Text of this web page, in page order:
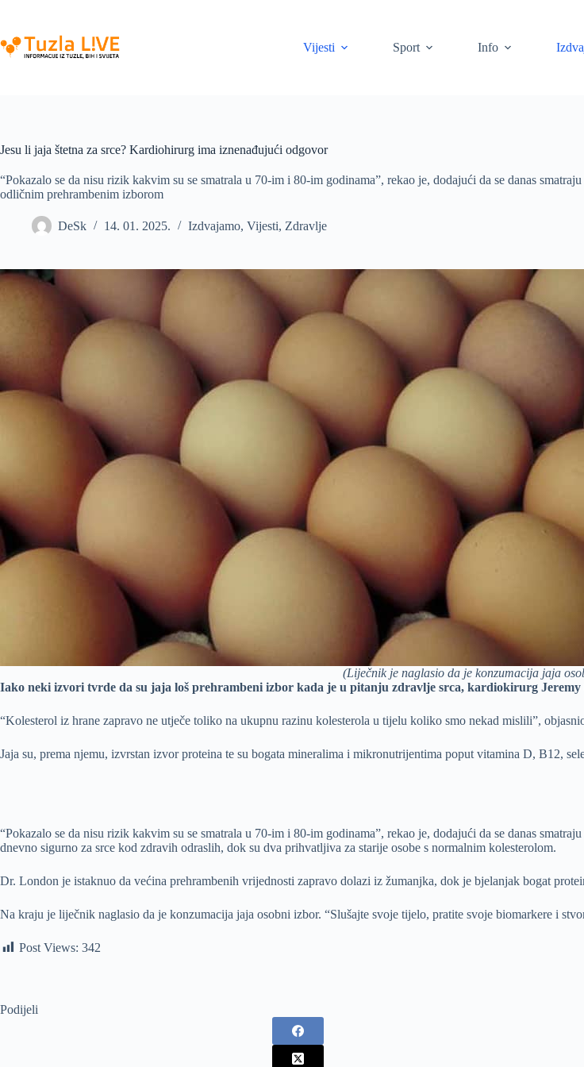
content
Vijesti
Sport Info
Jesu li jaja štetna za srce? Kardiohirurg ima iznenađujući odgovor
“Pokazalo se da nisu rizik kakvim su se smatrala u 70-im i 80-im godinama”, rekao je, dodajući da se danas smatraju
odličnim prehrambenim izborom
DeSk 14. 01. 2025. Izdvajamo, Vijesti, Zdravlje
(Liječnik je naglasio da je konzumacija jaja
Iako neki izvori tvrde da su jaja loš prehrambeni izbor kada je u pitanju zdravlje srca, kardiokirurg
“Kolesterol iz hrane zapravo ne utječe toliko na ukupnu razinu kolesterola u tijelu koliko smo nekad mislili”,
Jaja su, prema njemu, izvrstan izvor proteina te su bogata mineralima i mikronutrijentima poput vitamina D, B12,
“Pokazalo se da nisu rizik kakvim su se smatrala u 70-im i 80-im godinama”, rekao je, dodajući da se danas
dnevno sigurno za srce kod zdravih odraslih, dok su dva prihvatljiva za starije osobe s normalnim kolesterolom.
Dr. London je istaknuo da većina prehrambenih vrijednosti zapravo dolazi iz žumanjka, dok je bjelanjak bogat
Na kraju je liječnik naglasio da je konzumacija jaja osobni izbor. “Slušajte svoje tijelo, pratite svoje biomarkere i
Post Views: 342
Podijeli